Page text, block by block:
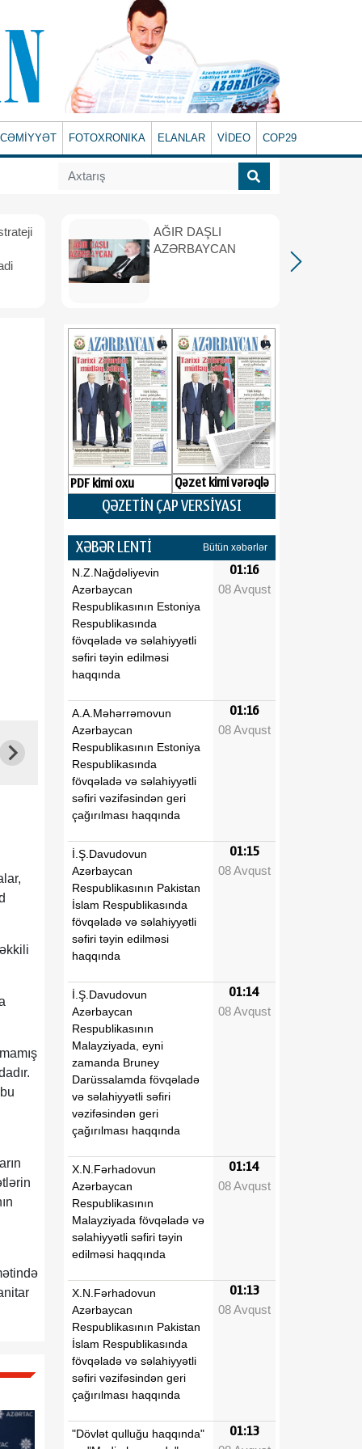
CƏMİYYƏT FOTOXRONIKA ELANLAR VİDEO COP29
AĞIR DAŞLI
AZƏRBAYCAN
PDF kimi oxu Qəzet kimi vərəqlə
QƏZETİN ÇAP VERSİYASI
XƏBƏR LENTİ Bütün xəbərlər
N.Z.Nağdəliyevin
Azərbaycan
Respublikasının Estoniya
Respublikasında
fövqəladə və səlahiyyətli
səfiri təyin edilməsi
haqqında
01:16
08 Avqust
A.A.Məhərrəmovun
Azərbaycan
Respublikasının Estoniya
Respublikasında
fövqəladə və səlahiyyətli
səfiri vəzifəsindən geri
çağırılması haqqında
01:16
08 Avqust
İ.Ş.Davudovun
Azərbaycan
Respublikasının Pakistan
İslam Respublikasında
fövqəladə və səlahiyyətli
səfiri təyin edilməsi
haqqında
01:15
08 Avqust
İ.Ş.Davudovun
Azərbaycan
Respublikasının
Malayziyada, eyni
zamanda Bruney
Darüssalamda fövqəladə
və səlahiyyətli səfiri
vəzifəsindən geri
çağırılması haqqında
01:14
08 Avqust
X.N.Fərhadovun
Azərbaycan
Respublikasının
Malayziyada fövqəladə və
səlahiyyətli səfiri təyin
edilməsi haqqında
01:14
08 Avqust
X.N.Fərhadovun
Azərbaycan
Respublikasının Pakistan
İslam Respublikasında
fövqəladə və səlahiyyətli
səfiri vəzifəsindən geri
çağırılması haqqında
01:13
08 Avqust
"Dövlət qulluğu haqqında"
01:13